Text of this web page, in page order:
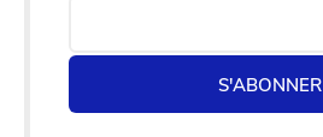
S'ABONNER